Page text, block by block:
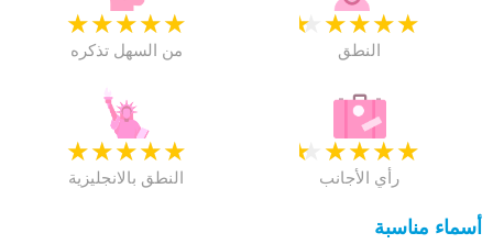
★
★
★
★
★
من السهل تذكره
★
★
★
★
★
النطق
★
★
★
★
★
النطق بالانجليزية
★
★
★
★
★
رأي الأجانب
أسماء مناسبة